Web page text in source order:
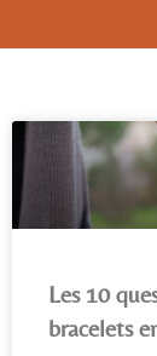
Les 10
bracelets